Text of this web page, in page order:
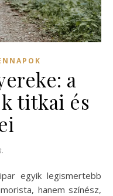
a
titkai és
hanem színész,